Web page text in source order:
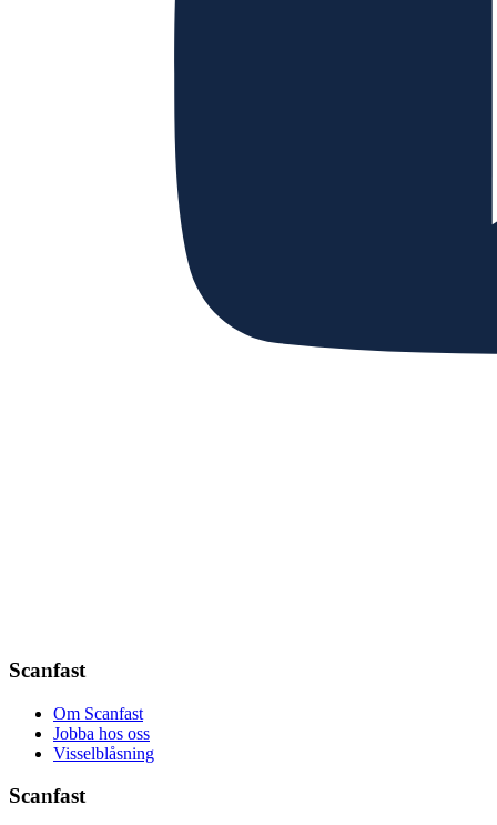
Scanfast
Om Scanfast
Jobba hos oss
Visselblåsning
Scanfast